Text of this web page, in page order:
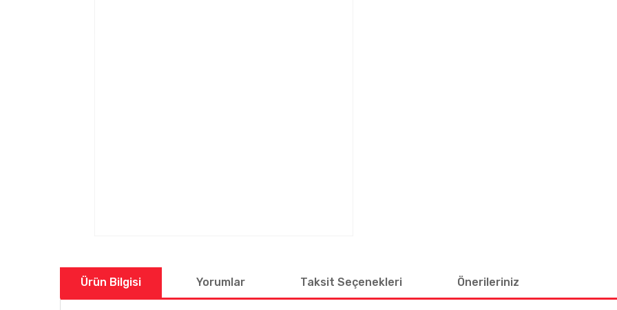
Ürün Bilgisi Yorumlar Taksit Seçenekleri Önerileriniz